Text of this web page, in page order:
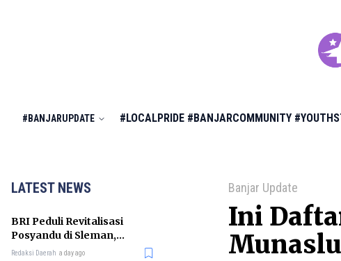
#BANJARUPDATE #LOCALPRIDE #BANJARCOMMUNITY
LATEST NEWS
BRI Peduli Revitalisasi
Posyandu di Sleman,
Dorong Penurunan
Redaksi Daerah a day ago
Banjar Update
Ini